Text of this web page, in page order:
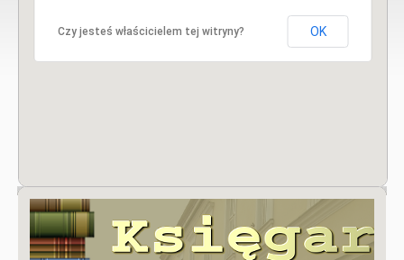
Czy jesteś właścicielem tej witryny? OK